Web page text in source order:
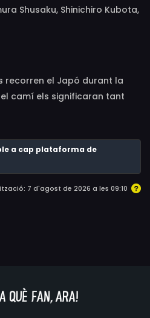
Shusaku, Shinichiro Kubota,
Sadao Nakamura,
Kiyoshi Kawanishi
recorren el Japó durant la
camí els significaran tant
com una lliçó cap a la
a cap plataforma de
7 d'agost de 2026 a les 09:10